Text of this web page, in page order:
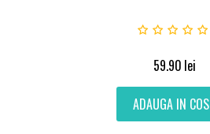
59.90 lei
ADAUGA IN COS